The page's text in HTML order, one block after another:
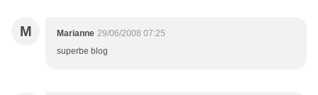
M Marianne 29/06/2008 07:25
superbe blog